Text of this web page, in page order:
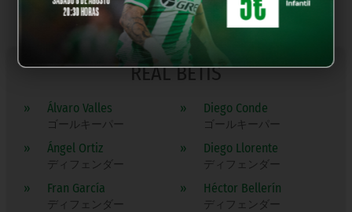
REAL BETIS
» Álvaro Valles
ゴールキーパー
» Diego Conde
ゴールキーパー
» Ángel Ortiz
ディフェンダー
» Diego Llorente
ディフェンダー
» Fran García
ディフェンダー
» Héctor Bellerín
ディフェンダー